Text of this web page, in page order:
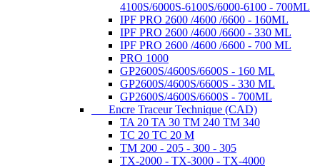
4100S/6000S-6100S/6000-6100 - 700ML
IPF PRO 2600 /4600 /6600 - 160ML
IPF PRO 2600 /4600 /6600 - 330 ML
IPF PRO 2600 /4600 /6600 - 700 ML
PRO 1000
GP2600S/4600S/6600S - 160 ML
GP2600S/4600S/6600S - 330 ML
GP2600S/4600S/6600S - 700ML
Encre Traceur Technique (CAD)
TA 20 TA 30 TM 240 TM 340
TC 20 TC 20 M
TM 200 - 205 - 300 - 305
TX-2000 - TX-3000 - TX-4000